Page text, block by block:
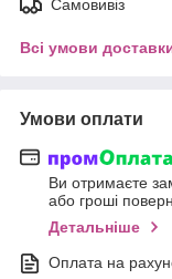
Самовивіз
Всі умови
Умови оплати
Ви отримаєте
або гроші
Детальніше
Оплата на